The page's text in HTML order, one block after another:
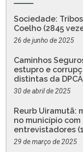
Sociedade:
Coelho (2845
26 de junho de 2025
Caminhos
estupro e
distintas da
30 de abril de 2025
Reurb Uiramutã:
no município
entrevistadores
29 de março de 2025